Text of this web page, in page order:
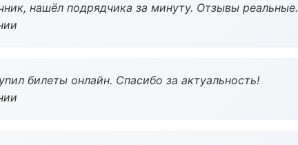
нашёл подрядчика за минуту. Отзывы реальные.
билеты онлайн. Спасибо за актуальность!